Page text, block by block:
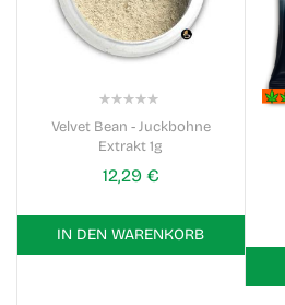
Velvet Bean - Juckbohne
Extrakt 1g
12,29 €
IN DEN WARENKORB